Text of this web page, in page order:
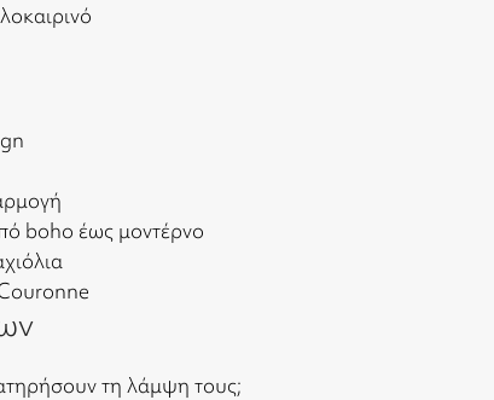
boho έως μοντέρνο
τη λάμψη τους;